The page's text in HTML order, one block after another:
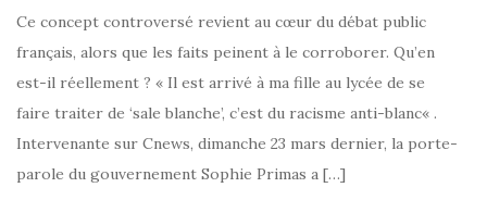
Ce concept controversé revient au cœur du débat public
français, alors que les faits peinent à le corroborer. Qu’en
est-il réellement ? « Il est arrivé à ma fille au lycée de se
faire traiter de ‘sale blanche’, c’est du racisme anti-blanc« .
Intervenante sur Cnews, dimanche 23 mars dernier, la porte-
parole du gouvernement Sophie Primas a […]